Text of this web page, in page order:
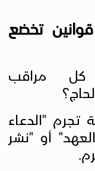
تخضع
كل مراقب
تجرم "الدعاء
أو "نشر